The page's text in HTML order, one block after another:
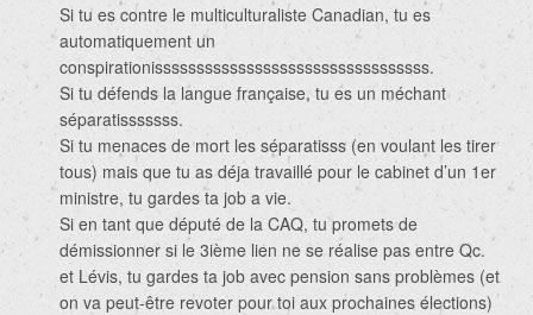
Si tu es contre le multiculturaliste Canadian, tu es
automatiquement un
conspirationisssssssssssssssssssssssssssssssss.
Si tu défends la langue française, tu es un méchant
séparatisssssss.
Si tu menaces de mort les séparatisss (en voulant les tirer
tous) mais que tu as déja travaillé pour le cabinet d’un 1er
ministre, tu gardes ta job a vie.
Si en tant que député de la CAQ, tu promets de
démissionner si le 3ième lien ne se réalise pas entre Qc.
et Lévis, tu gardes ta job avec pension sans problèmes (et
on va peut-être revoter pour toi aux prochaines élections)